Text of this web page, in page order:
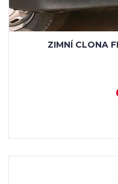
ZIMNÍ CLONA